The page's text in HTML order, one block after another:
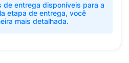
de entrega disponíveis para a
etapa de entrega, você
mais detalhada.